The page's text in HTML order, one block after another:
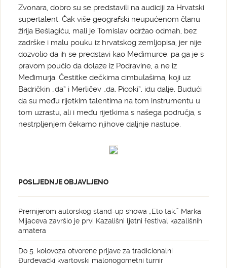
Zvonara, dobro su se predstavili na audiciji za Hrvatski
supertalent. Čak više geografski neupućenom članu
žirija Bešlagiću, mali je Tomislav održao odmah, bez
zadrške i malu pouku iz hrvatskog zemljopisa, jer nije
dozvolio da ih se predstavi kao Međimurce, pa ga je s
pravom poučio da dolaze iz Podravine, a ne iz
Međimurja. Čestitke dečkima cimbulašima, koji uz
Badričkin „da“ i Merličev „da, Picoki“, idu dalje. Budući
da su među rijetkim talentima na tom instrumentu u
tom uzrastu, ali i među rijetkima s našega područja, s
nestrpljenjem čekamo njihove daljnje nastupe.
POSLJEDNJE OBJAVLJENO
Premijerom autorskog stand-up showa „Eto tak.” Marka
Mijaceva završio je prvi Kazališni ljetni festival kazališnih
amatera
Do 5. kolovoza otvorene prijave za tradicionalni
Đurđevački kvartovski malonogometni turnir